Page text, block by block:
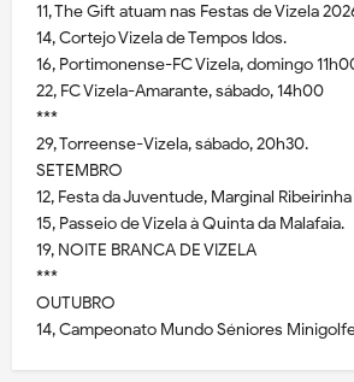
11, The Gift atuam nas Festas de Vizela
14, Cortejo Vizela de Tempos Idos.
16, Portimonense-FC Vizela, domingo
22, FC Vizela-Amarante, sábado, 14h00
***
29, Torreense-Vizela, sábado, 20h30.
SETEMBRO
12, Festa da Juventude, Marginal Ribeirinha
15, Passeio de Vizela à Quinta da Malafaia.
19, NOITE BRANCA DE VIZELA
***
OUTUBRO
14, Campeonato Mundo Séniores